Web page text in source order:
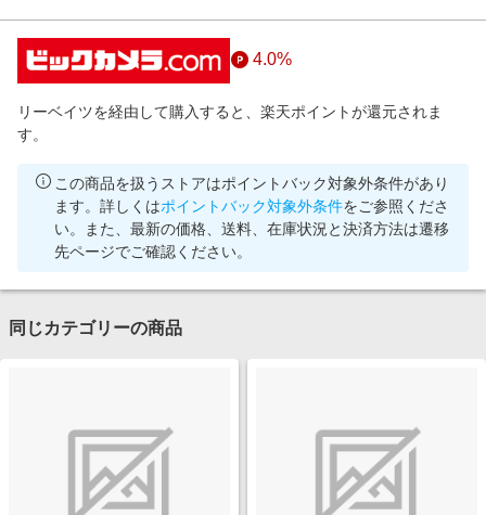
4.0%
リーベイツを経由して購入すると、楽天ポイントが還元されま
す。
この商品を扱うストアはポイントバック対象外条件があり
ます。詳しくはポイントバック対象外条件をご参照くださ
い。また、最新の価格、送料、在庫状況と決済方法は遷移
先ページでご確認ください。
同じカテゴリーの商品